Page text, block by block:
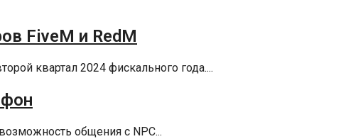
FiveM и RedM
квартал 2024 фискального года....
общения с NPC...